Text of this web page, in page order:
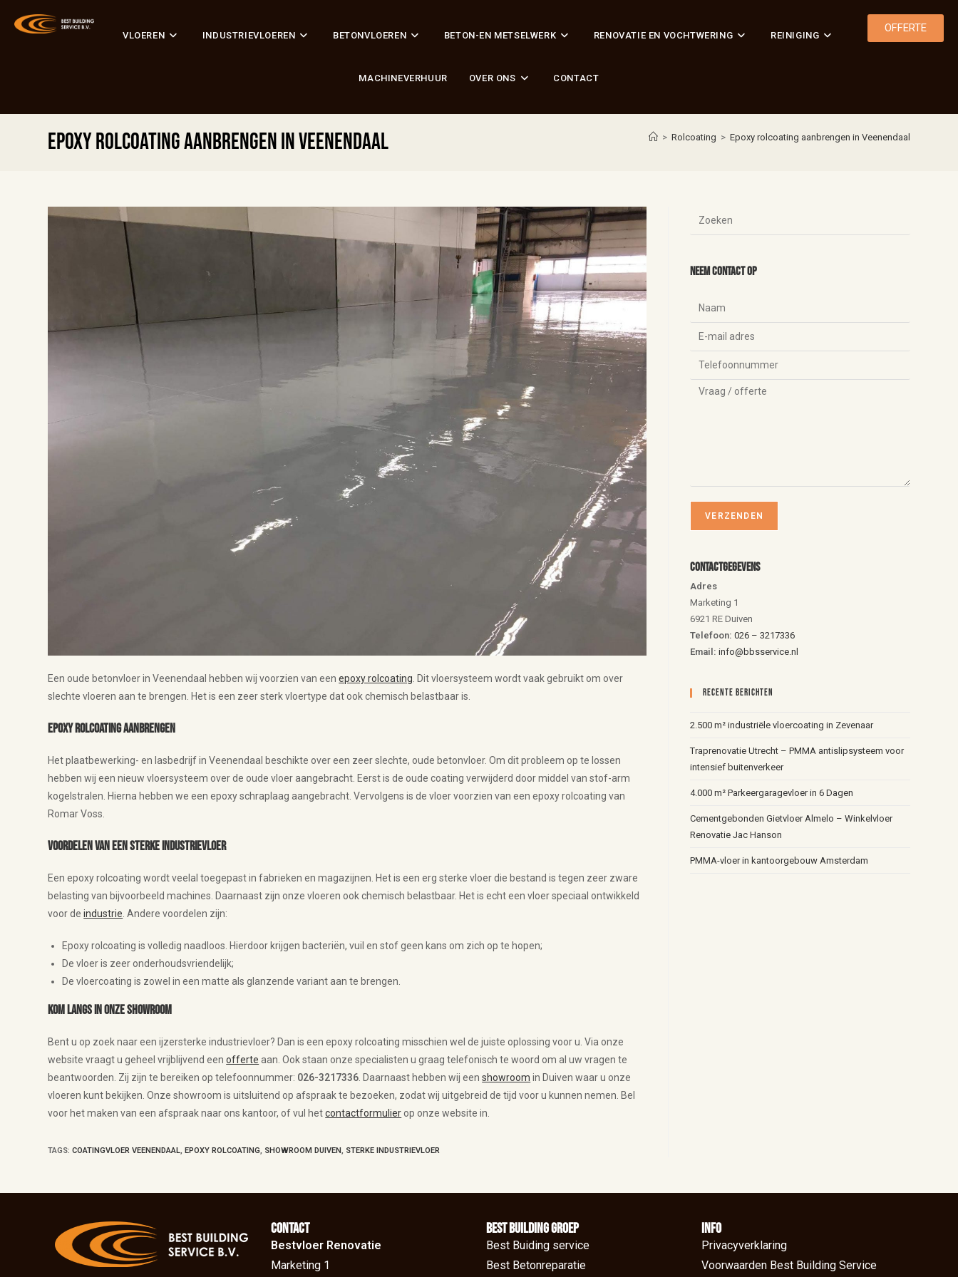
VLOEREN INDUSTRIEVLOEREN BETONVLOEREN BETON-EN METSELWERK RENOVATIE EN VOCHTWERING REINIGING
MACHINEVERHUUR OVER ONS CONTACT
OFFERTE
Epoxy rolcoating aanbrengen in Veenendaal > Rolcoating > Epoxy rolcoating aanbrengen in Veenendaal
Een oude betonvloer in Veenendaal hebben wij voorzien van eenepoxy rolcoating . Dit vloersysteem wordt vaak gebruikt om over
slechte vloeren aan te brengen. Het is een zeer sterk vloertype dat ook chemisch belastbaar is.
Epoxy rolcoating aanbrengen
Het plaatbewerking- en lasbedrijf in Veenendaal beschikte over een zeer slechte, oude betonvloer. Om dit probleem op te lossen
hebben wij een nieuw vloersysteem over de oude vloer aangebracht. Eerst is de oude coating verwijderd door middel van stof-arm
kogelstralen. Hierna hebben we een epoxy schraplaag aangebracht. Vervolgens is de vloer voorzien van een epoxy rolcoating van
Romar Voss.
Voordelen van een sterke industrievloer
Een epoxy rolcoating wordt veelal toegepast in fabrieken en magazijnen. Het is een erg sterke vloer die bestand is tegen zeer zware
belasting van bijvoorbeeld machines. Daarnaast zijn onze vloeren ook chemisch belastbaar. Het is echt een vloer speciaal ontwikkeld
voor deindustrie . Andere voordelen zijn:
Epoxy rolcoating is volledig naadloos. Hierdoor krijgen bacteriën, vuil en stof geen kans om zich op te hopen;
De vloer is zeer onderhoudsvriendelijk;
De vloercoating is zowel in een matte als glanzende variant aan te brengen.
Kom langs in onze showroom
Bent u op zoek naar een ijzersterke industrievloer? Dan is een epoxy rolcoating misschien wel de juiste oplossing voor u. Via onze
website vraagt u geheel vrijblijvend eenofferte aan. Ook staan onze specialisten u graag telefonisch te woord om al uw vragen te
beantwoorden. Zij zijn te bereiken op telefoonnummer: 026-3217336 . Daarnaast hebben wij eenshowroom in Duiven waar u onze
vloeren kunt bekijken. Onze showroom is uitsluitend op afspraak te bezoeken, zodat wij uitgebreid de tijd voor u kunnen nemen. Bel
voor het maken van een afspraak naar ons kantoor, of vul hetcontactformulierop onze website in.
TAGS:COATINGVLOER VEENENDAAL, EPOXY ROLCOATING, SHOWROOM DUIVEN, STERKE INDUSTRIEVLOER
Neem contact op
Contactgegevens
Adres
Marketing 1
6921 RE Duiven
Telefoon:026 – 3217336
Email: info@bbsservice.nl
Recente Berichten
2.500 m² industriële vloercoating in Zevenaar
Traprenovatie Utrecht – PMMA antislipsysteem voor
intensief buitenverkeer
4.000 m² Parkeergaragevloer in 6 Dagen
Cementgebonden Gietvloer Almelo – Winkelvloer
Renovatie Jac Hanson
PMMA-vloer in kantoorgebouw Amsterdam
Contact
Bestvloer Renovatie
Marketing 1
BEst Building groep
Best Buiding service
Best Betonreparatie
Info
Privacyverklaring
Voorwaarden Best Building Service